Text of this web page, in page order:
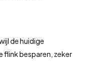
de huidige
flink besparen, zeker